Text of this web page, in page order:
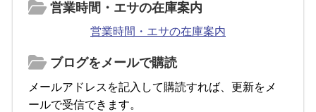
営業時間・エサの在庫案内
営業時間・エサの在庫案内
ブログをメールで購読
メールアドレスを記入して購読すれば、更新をメ
ールで受信できます。